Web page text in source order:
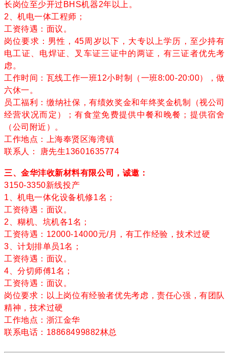
长岗位至少开过BHS机器2年以上。
2、机电一体工程师；
工资待遇：面议。
岗位要求：男性，45周岁以下，大专以上学历，至少持有
电工证、电焊证、叉车证三证中的两证，有三证者优先考
虑。
工作时间：瓦线工作一班12小时制（一班8:00-20:00），做
六休一。
员工福利：缴纳社保，有绩效奖金和年终奖金机制（视公司
经营状况而定）；有食堂免费提供中餐和晚餐；提供宿舍
（公司附近）。
工作地点：上海奉贤区海湾镇
联系人： 唐先生13601635774
三、金华沣收新材料有限公司，诚邀：
3150-3350新线投产
1、机电一体化设备机修1名；
工资待遇：面议。
2、糊机、坑机各1名；
工资待遇：12000-14000元/月，有工作经验，技术过硬
3、计划排单员1名；
工资待遇：面议。
4、分切师傅1名；
工资待遇：面议。
岗位要求：以上岗位有经验者优先考虑，责任心强，有团队
精神，技术过硬
工作地点：浙江金华
联系电话：18868499882林总